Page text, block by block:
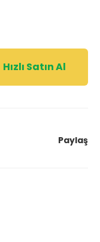
Hızlı Satın Al
Paylaş